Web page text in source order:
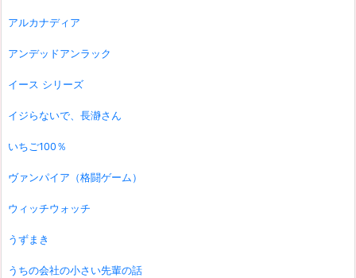
アルカナディア
アンデッドアンラック
イース シリーズ
イジらないで、長瀞さん
いちご100％
ヴァンパイア（格闘ゲーム）
ウィッチウォッチ
うずまき
うちの会社の小さい先輩の話